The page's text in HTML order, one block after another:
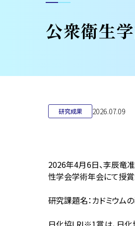
公衆衛生
研究成果 2026.07.09
2026年4月6日、李辰竜
性学会学術年会にて授賞
研究課題名：カドミウ